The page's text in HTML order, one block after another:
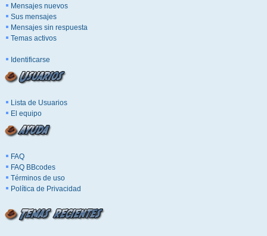
Mensajes nuevos
Sus mensajes
Mensajes sin respuesta
Temas activos
Identificarse
Lista de Usuarios
El equipo
FAQ
FAQ BBcodes
Términos de uso
Política de Privacidad